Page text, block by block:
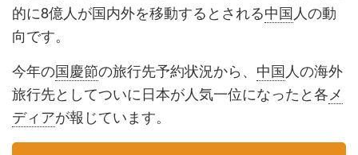
的に8億人が国内外を移動するとされる中国人の動
向です。
今年の国慶節の旅行先予約状況から、 中国人の海外
旅行先としてついに日本が人気一位になったと各メ
ディアが報じています。